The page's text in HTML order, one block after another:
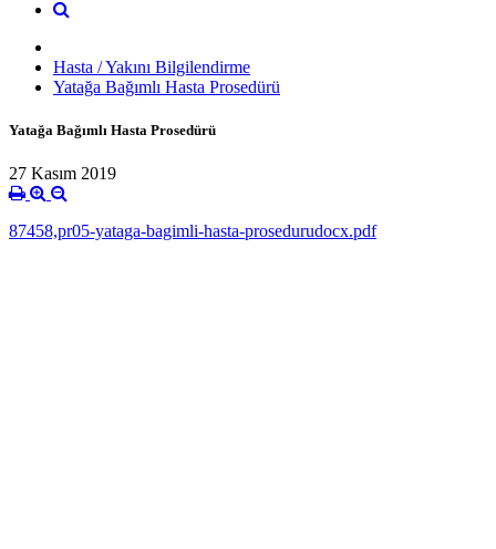
Hasta / Yakını Bilgilendirme
Yatağa Bağımlı Hasta Prosedürü
Yatağa Bağımlı Hasta Prosedürü
27 Kasım 2019
87458,pr05-yataga-bagimli-hasta-prosedurudocx.pdf